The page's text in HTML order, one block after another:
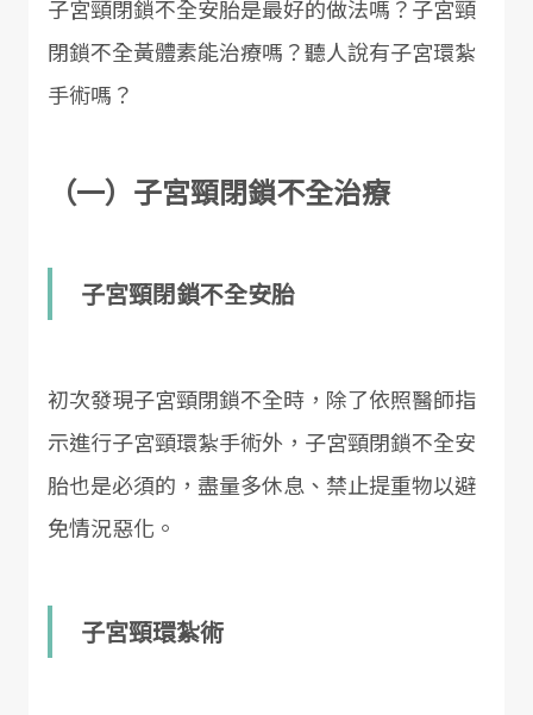
子宮頸閉鎖不全安胎是最好的做法嗎？子宮頸
閉鎖不全黃體素能治療嗎？聽人說有子宮環紮
手術嗎？
（一）子宮頸閉鎖不全治療
子宮頸閉鎖不全安胎
初次發現子宮頸閉鎖不全時，除了依照醫師指
示進行子宮頸環紮手術外，子宮頸閉鎖不全安
胎也是必須的，盡量多休息、禁止提重物以避
免情況惡化。
子宮頸環紮術